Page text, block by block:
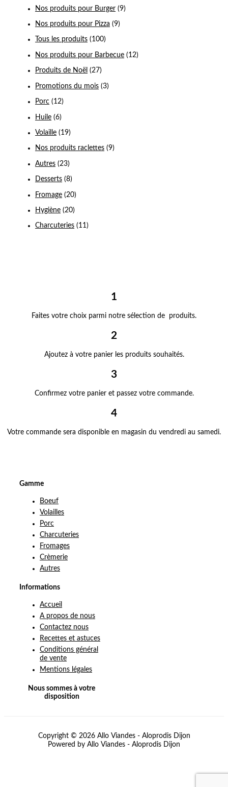
Nos produits pour Burger (9)
Nos produits pour Pizza (9)
Tous les produits (100)
Nos produits pour Barbecue (12)
Produits de Noël (27)
Promotions du mois (3)
Porc (12)
Huile (6)
Volaille (19)
Nos produits raclettes (9)
Autres (23)
Desserts (8)
Fromage (20)
Hygiène (20)
Charcuteries (11)
1
Faites votre choix parmi notre sélection de produits.
2
Ajoutez à votre panier les produits souhaités.
3
Confirmez votre panier et passez votre commande.
4
Votre commande sera disponible en magasin du vendredi au samedi.
Gamme
Boeuf
Volailles
Porc
Charcuteries
Fromages
Crèmerie
Autres
Informations
Accueil
A propos de nous
Contactez nous
Recettes et astuces
Conditions général
de vente
Mentions légales
Nous sommes à votre
disposition
Copyright © 2026 Allo Viandes - Aloprodis Dijon
Powered by Allo Viandes - Aloprodis Dijon